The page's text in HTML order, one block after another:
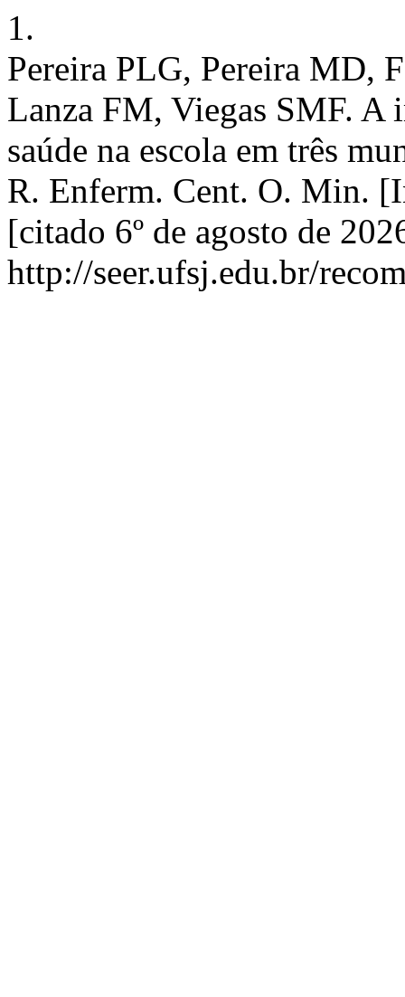
1.
Pereira PLG, Pereira MD,
Lanza FM, Viegas SMF. A
saúde na escola em três
R. Enferm. Cent. O. Min.
[citado 6º de agosto de
http://seer.ufsj.edu.br/